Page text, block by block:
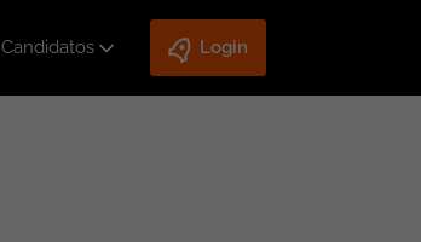
Candidatos Login